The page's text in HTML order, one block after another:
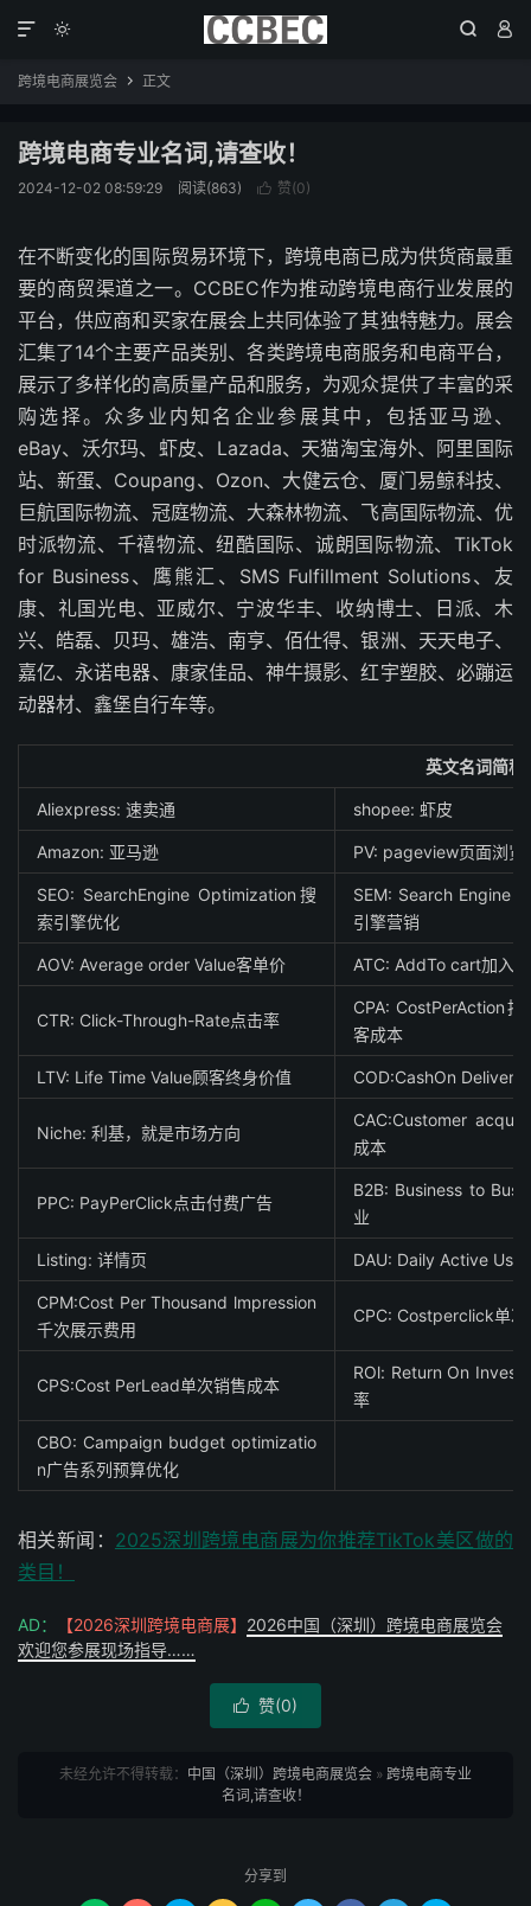
  

跨境电商展览会  正文
跨境电商专业名词,请查收！
2024-12-02 08:59:29 阅读(863)  赞(0)
在不断变化的国际贸易环境下，跨境电商已成为供货商最重
要的商贸渠道之一。CCBEC作为推动跨境电商行业发展的
平台，供应商和买家在展会上共同体验了其独特魅力。展会
汇集了14个主要产品类别、各类跨境电商服务和电商平台，
展示了多样化的高质量产品和服务，为观众提供了丰富的采
购选择。众多业内知名企业参展其中，包括亚马逊、
eBay、沃尔玛、虾皮、Lazada、天猫淘宝海外、阿里国际
站、新蛋、Coupang、Ozon、大健云仓、厦门易鲸科技、
巨航国际物流、冠庭物流、大森林物流、飞高国际物流、优
时派物流、千禧物流、纽酷国际、诚朗国际物流、TikTok
for Business、鹰熊汇、SMS Fulfillment Solutions、友
康、礼国光电、亚威尔、宁波华丰、收纳博士、日派、木
兴、皓磊、贝玛、雄浩、南亨、佰仕得、银洲、天天电子、
嘉亿、永诺电器、康家佳品、神牛摄影、红宇塑胶、必蹦运
动器材、鑫堡自行车等。
英文名词简称
Aliexpress: 速卖通 shopee: 虾皮
Amazon: 亚马逊 PV: pageview页面浏览
SEO: SearchEngine Optimization搜
索引擎优化
SEM: Search Engine
引擎营销
AOV: Average order Value客单价 ATC: AddTo cart加入
CTR: Click-Through-Rate点击率
CPA: CostPerAction
客成本
LTV: Life Time Value顾客终身价值 COD:CashOn Delivery
Niche: 利基，就是市场方向
CAC:Customer
成本
PPC: PayPerClick点击付费广告
B2B: Business to
业
Listing: 详情页 DAU: Daily Active
CPM:Cost Per Thousand lmpression
千次展示费用
CPC: Costperclick单次
CPS:Cost PerLead单次销售成本
ROl: Return On
率
CBO: Campaign budget optimizatio
n广告系列预算优化
相关新闻： 2025深圳跨境电商展为你推荐TikTok美区做的
类目！
AD： 【2026深圳跨境电商展】 2026中国（深圳）跨境电商展览会
欢迎您参展现场指导……
 赞(0)
未经允许不得转载： 中国（深圳）跨境电商展览会 » 跨境电商专业
名词,请查收！
分享到